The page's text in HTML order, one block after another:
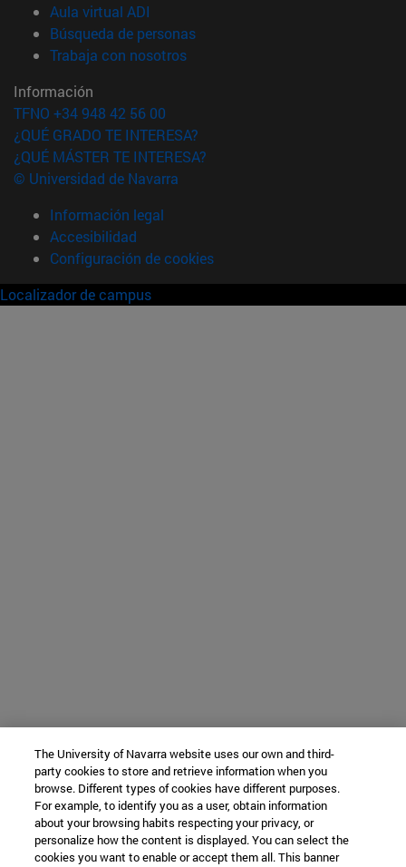
Aula virtual ADI
Búsqueda de personas(abre en nueva ventana)
Trabaja con nosotros(abre en nueva ventana)
Información
TFNO +34 948 42 56 00
¿QUÉ GRADO TE INTERESA?
¿QUÉ MÁSTER TE INTERESA?
© Universidad de Navarra
Información legal
Accesibilidad
Configuración de cookies
Localizador de campus
The University of Navarra website uses our own and third-
party cookies to store and retrieve information when you
browse. Different types of cookies have different purposes.
For example, to identify you as a user, obtain information
about your browsing habits respecting your privacy, or
personalize how the content is displayed. You can select the
cookies you want to enable or accept them all. This banner